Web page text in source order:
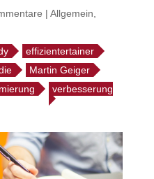
| Allgemein
effizientertainer
Martin Geiger
verbesserung